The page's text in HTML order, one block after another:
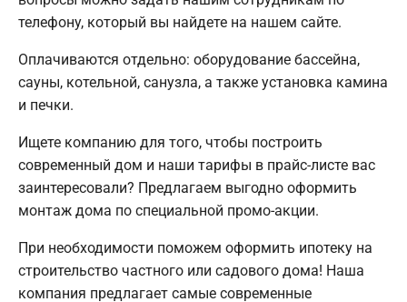
телефону, который вы найдете на нашем сайте.
Оплачиваются отдельно: оборудование бассейна,
сауны, котельной, санузла, а также установка камина
и печки.
Ищете компанию для того, чтобы построить
современный дом и наши тарифы в прайс-листе вас
заинтересовали? Предлагаем выгодно оформить
монтаж дома по специальной промо-акции.
При необходимости поможем оформить ипотеку на
строительство частного или садового дома! Наша
компания предлагает самые современные